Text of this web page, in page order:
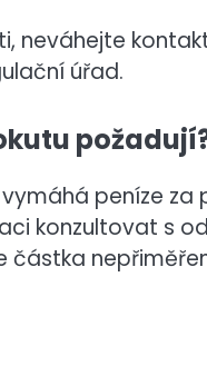
neváhejte
úřad.
peníze
konzultovat s
částka